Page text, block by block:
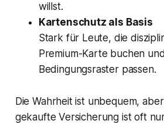
willst.
Kartenschutz als Basis
Stark für Leute, die
Premium-Karte buchen
Bedingungsraster passen.
Die Wahrheit ist unbequem,
gekaufte Versicherung ist oft